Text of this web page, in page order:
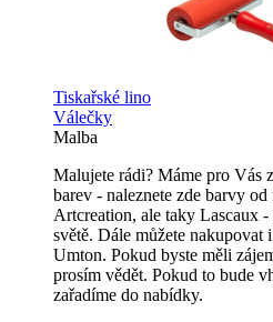
Tiskařské lino
Válečky
Malba
Malujete rádi? Máme pro Vás
barev - naleznete zde barvy
Artcreation, ale taky Lascaux
světě. Dále můžete
Umton. Pokud byste měli
prosím vědět. Pokud to bude
zařadíme do nabídky.